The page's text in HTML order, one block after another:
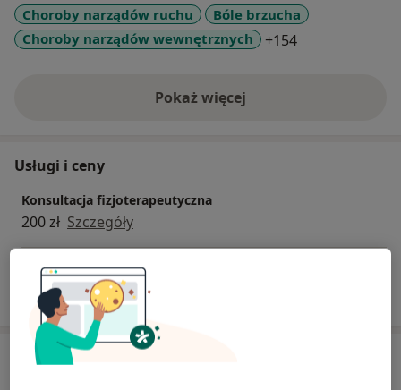
Choroby narządów ruchu
Bóle brzucha
Choroby narządów wewnętrznych
+154
Pokaż więcejo doświadczeniu
Usługi i ceny
Konsultacja fizjoterapeutyczna
200 zł Szczegóły
W jaki sposób ustalane są ceny?
Adres